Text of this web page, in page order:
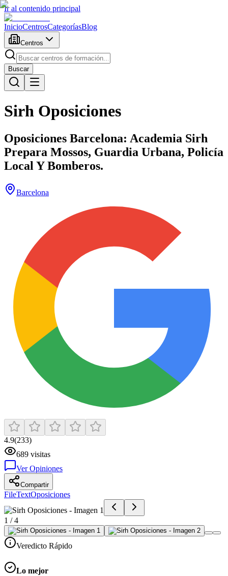
Ir al contenido principal
InicioCentrosCategoríasBlog
Centros
Buscar
Sirh Oposiciones
Oposiciones Barcelona: Academia Sirh
Prepara Mossos, Guardia Urbana, Policía
Local Y Bomberos.
Barcelona
4.9(233)
689 visitas
Ver Opiniones
Compartir
FileTextOposiciones
1 /4
Veredicto Rápido
Lo mejor